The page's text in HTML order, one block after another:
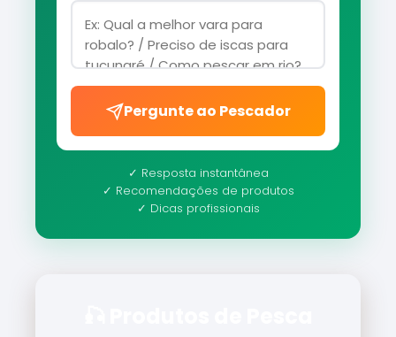
Pergunte ao Pescador
✓ Resposta instantânea
✓ Recomendações de produtos
✓ Dicas profissionais